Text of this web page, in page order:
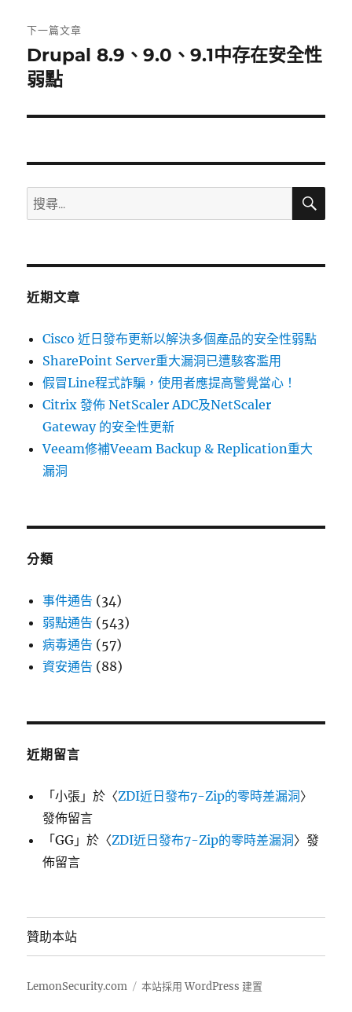
章:
下一篇文章
下
一
文
Drupal 8.9、9.0、9.1中存在安全性
弱點
搜
尋
鍵
搜
近期文章
Cisco 近日發布更新以解決多個產品的安全性弱點
SharePoint Server重大漏洞已遭駭客濫用
假冒Line程式詐騙，使用者應提高警覺當心！
Citrix 發佈 NetScaler ADC及NetScaler
Gateway 的安全性更新
Veeam修補Veeam Backup & Replication重大
漏洞
分類
事件通告 (34)
弱點通告 (543)
病毒通告 (57)
資安通告 (88)
近期留言
「小張 」於〈ZDI近日發布7-Zip的零時差漏洞〉
發佈留言
「GG 」於〈ZDI近日發布7-Zip的零時差漏洞〉發
佈留言
贊助本站
LemonSecurity.com 本站採用 WordPress 建置